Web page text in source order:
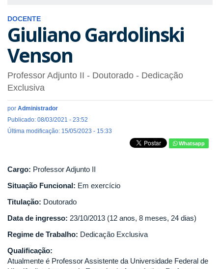
DOCENTE
Giuliano Gardolinski
Venson
Professor Adjunto II - Doutorado - Dedicação
Exclusiva
por Administrador
Publicado: 08/03/2021 - 23:52
Última modificação: 15/05/2023 - 15:33
Whatsapp
Cargo: Professor Adjunto II
Situação Funcional: Em exercício
Titulação: Doutorado
Data de ingresso: 23/10/2013 (12 anos, 8 meses, 24 dias)
Regime de Trabalho: Dedicação Exclusiva
Qualificação:
Atualmente é Professor Assistente da Universidade Federal de